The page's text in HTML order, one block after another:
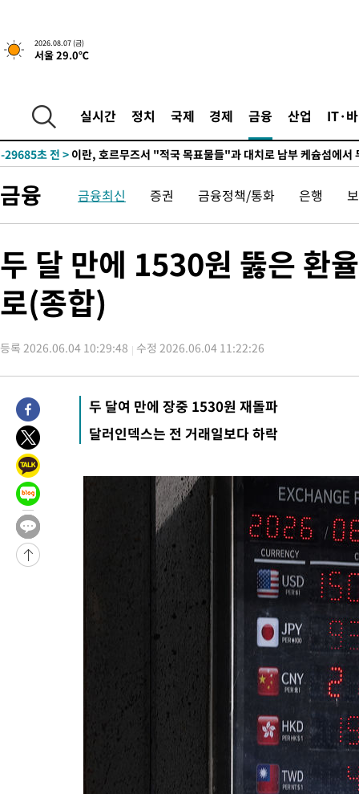
2026.08.07 (금)
서울 29.0℃
실시간 정치 국제 경제 금융 산업 IT·
-24271초 전 >
-29685초 전 > 이란, 호르무즈서 "적국 목표물들"과 대치로 남부 케슘섬에서
발효
-26551초 전 >
[속보]트럼프, 美 원정출산 금지 행정명령 서명
-24251초 전 >[속보] 뉴욕증시, 일제 하락 마감…나스닥 0.06%↓
례 큰 폭발음
-28420초 전 >
[속보]美, 폴리실리콘 수입 규제…파생제품 15% 관세, 120일
-26571초 전 >[속보]트럼프, 美 원정출산 금지 행정명령 서명
-24271초 전 > [속보] 뉴욕증시, 일제 하락 마감…나스닥 0.06%↓
금융 금융최신 증권 금융정책/통화 은행
두 달 만에 1530원 뚫은 환
로(종합)
등록 2026.06.04 10:29:48 수정 2026.06.04 11:22:26
두 달여 만에 장중 1530원 재돌파
달러인덱스는 전 거래일보다 하락